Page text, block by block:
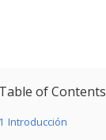
Table of Contents
1 Introducción